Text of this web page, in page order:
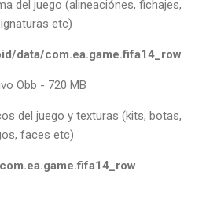
del juego (alineaciónes, fichajes,
etc)
data/com.ea.game.fifa14_row
Obb - 720 MB
del juego y texturas (kits, botas,
faces etc)